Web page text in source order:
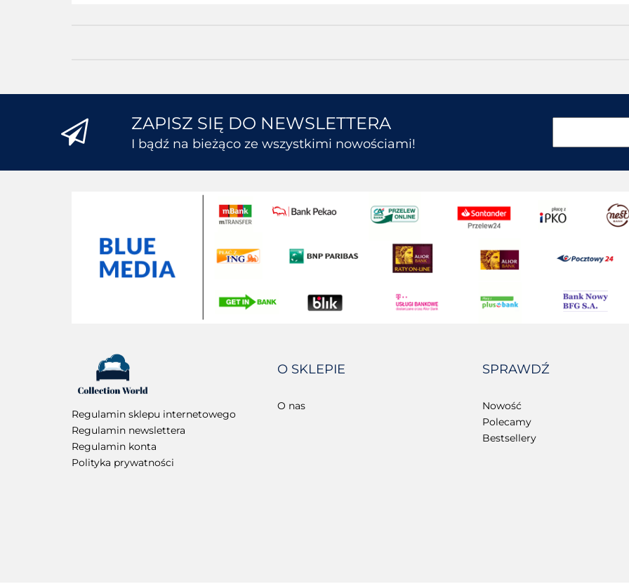
ZAPISZ SIĘ DO NEWSLETTERA
I bądź na bieżąco ze wszystkimi nowościami!
Regulamin sklepu internetowego
Regulamin newslettera
Regulamin konta
Polityka prywatności
O SKLEPIE
O nas
SPRAWDŹ
Nowość
Polecamy
Bestsellery